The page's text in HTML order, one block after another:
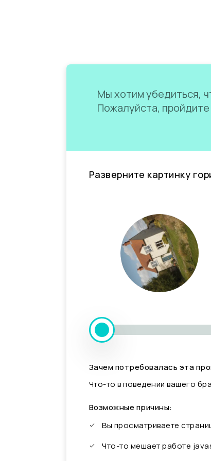
Мы хотим убедиться,
Пожалуйста,
Разверните картинку
Зачем потребовалась эта
Что-то в поведении вашего
Возможные причины:
Вы просматриваете
Что-то мешает работе